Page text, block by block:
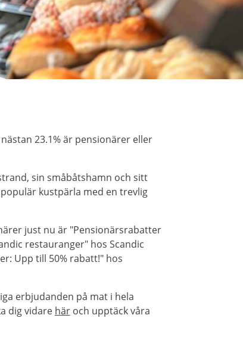
23.1% är pensionärer eller
sin småbåtshamn och sitt
kustpärla med en trevlig
just nu är "Pensionärsrabatter
restauranger" hos Scandic
Upp till 50% rabatt!" hos
erbjudanden på mat i hela
dig vidare häroch upptäck våra